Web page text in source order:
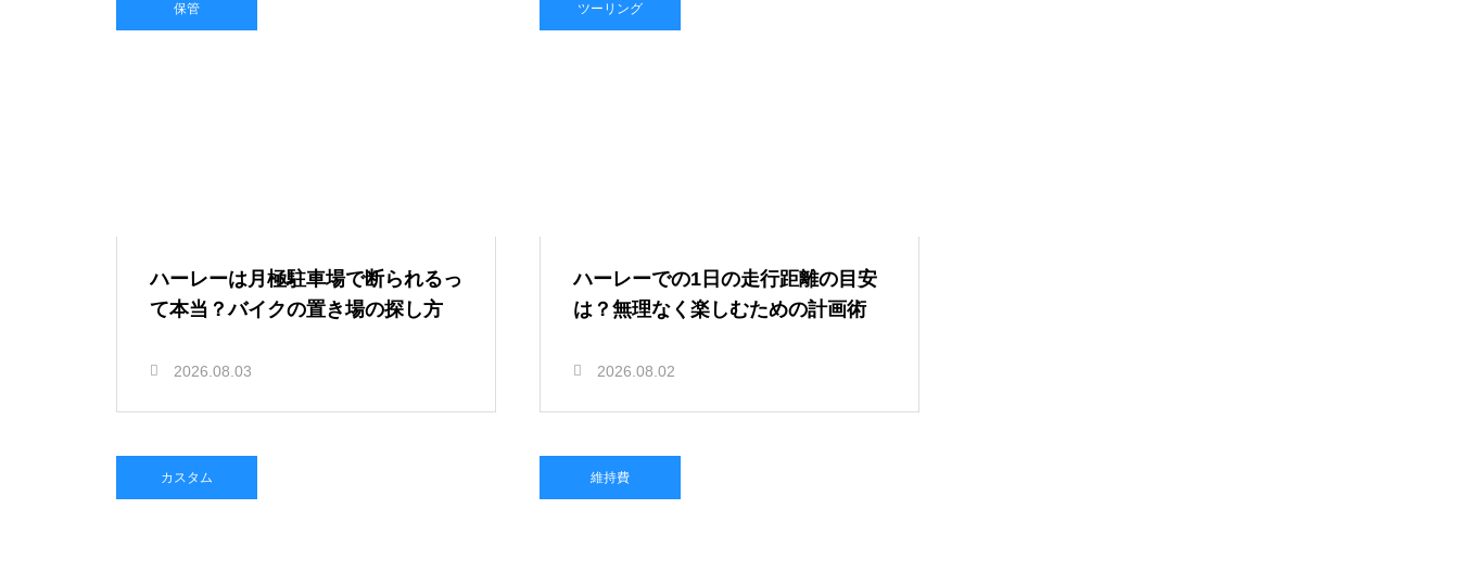
保管
ハーレーは月極駐車場で断られるっ
て本当？バイクの置き場の探し方
2026.08.03
ツーリング
ハーレーでの1日の走行距離の目安
は？無理なく楽しむための計画術
2026.08.02
カスタム 維持費